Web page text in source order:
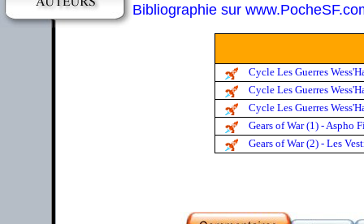
Bibliographie sur
Cycle Les Guerres
Cycle Les Guerres
Cycle Les Guerres
Gears of War (1) - Aspho
Gears of War (2) - Les